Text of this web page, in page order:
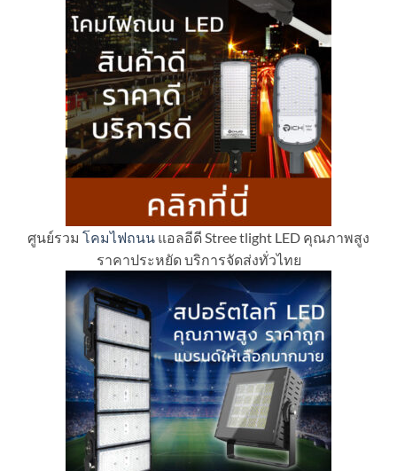
ศูนย์รวม โคมไฟถนน แอลอีดี Stree tlight LED คุณภาพสูง
ราคาประหยัด บริการจัดส่งทั่วไทย